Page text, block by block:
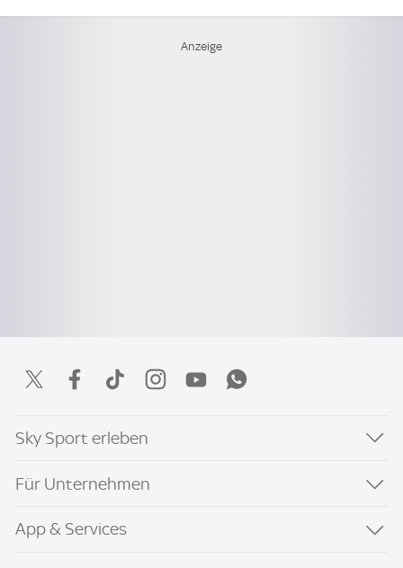
Sky Sport erleben
Für Unternehmen
App & Services